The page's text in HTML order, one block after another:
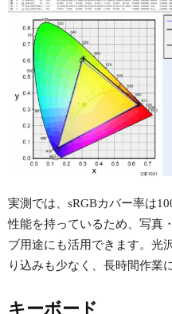
実測では、sRGBカバー率は
性能を持っているため、写真
ブ用途にも活用できます。光
り込みも少なく、長時間作業
キーボード